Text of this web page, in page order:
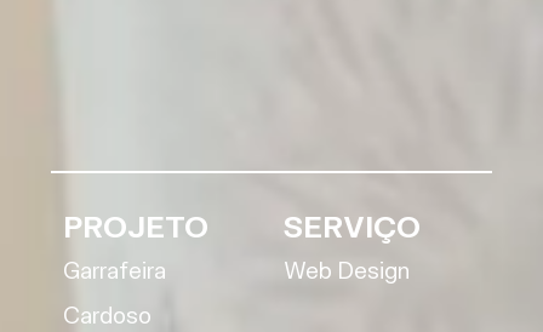
PROJETO
Garrafeira
Cardoso
SERVIÇO
Web Design